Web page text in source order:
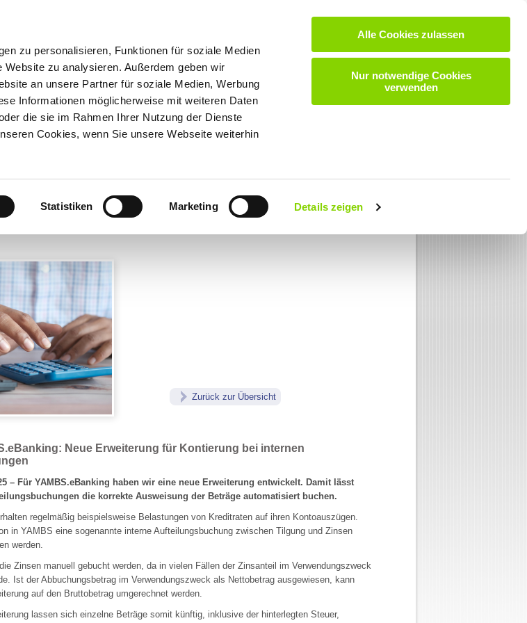
zu personalisieren, Funktionen für soziale Medien
zu analysieren. Außerdem geben wir
an unsere Partner für soziale Medien, Werbung
Informationen möglicherweise mit weiteren Daten
die sie im Rahmen Ihrer Nutzung der Dienste
Cookies, wenn Sie unsere Webseite weiterhin
Statistiken Marketing Details zeigen
Alle Cookies zulassen
Nur notwendige Cookies
verwenden
KARRIERE KONTAKT
NEWSLETTERANMELDUNG
Zurück zur Übersicht
Neue Erweiterung für Kontierung bei internen
– Für YAMBS.eBanking haben wir eine neue Erweiterung entwickelt. Damit lässt
die korrekte Ausweisung der Beträge automatisiert buchen.
regelmäßig beispielsweise Belastungen von Kreditraten auf ihren Kontoauszügen.
in YAMBS eine sogenannte interne Aufteilungsbuchung zwischen Tilgung und Zinsen
werden.
Zinsen manuell gebucht werden, da in vielen Fällen der Zinsanteil im Verwendungszweck
Ist der Abbuchungsbetrag im Verwendungszweck als Nettobetrag ausgewiesen, kann
auf den Bruttobetrag umgerechnet werden.
lassen sich einzelne Beträge somit künftig, inklusive der hinterlegten Steuer,